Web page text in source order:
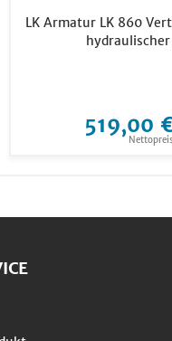
LK Armatur LK 860
hydraulischer
519,00